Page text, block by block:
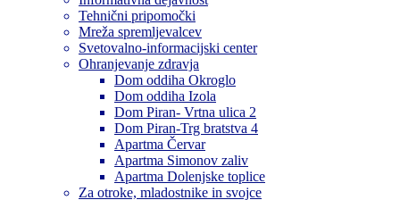
Tehnični pripomočki
Mreža spremljevalcev
Svetovalno-informacijski center
Ohranjevanje zdravja
Dom oddiha Okroglo
Dom oddiha Izola
Dom Piran- Vrtna ulica 2
Dom Piran-Trg bratstva 4
Apartma Červar
Apartma Simonov zaliv
Apartma Dolenjske toplice
Za otroke, mladostnike in svojce